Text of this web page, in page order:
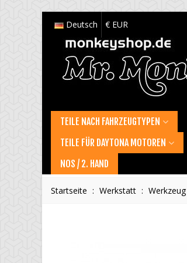
Deutsch € EUR
TEILE NACH FAHRZEUGTYPEN
TEILE FÜR DAYTONA MOTOREN
NOS / 2. HAND
Startseite : Werkstatt : Werkzeug